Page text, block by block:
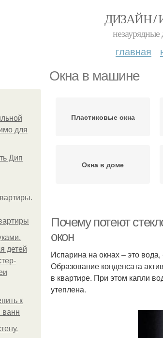
ДИЗАЙН /
главная
Окна в машине
для
Дип
детей
к
ванн
Пластиковые окна
Окна в доме
Почему потеют
окон
Испарина на окнах – это
Образование конденсата
в квартире. При этом капли
утеплена.